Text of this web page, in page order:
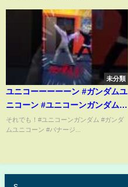
未分類
ユニコーーーーーン #ガンダムユ
ニコーン #ユニコーンガンダム #
バナージ
それでも！#ユニコーンガンダム #ガンダ
ムユニコーン #バナージ...